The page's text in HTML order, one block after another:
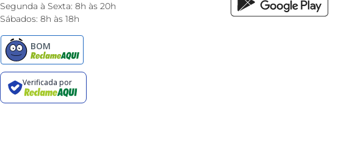
Segunda à Sexta: 8h às 20h
Sábados: 8h às 18h